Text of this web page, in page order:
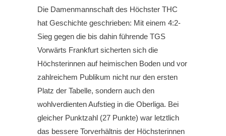
Die Damenmannschaft des Höchster THC
hat Geschichte geschrieben: Mit einem 4:2-
Sieg gegen die bis dahin führende TGS
Vorwärts Frankfurt sicherten sich die
Höchsterinnen auf heimischen Boden und vor
zahlreichem Publikum nicht nur den ersten
Platz der Tabelle, sondern auch den
wohlverdienten Aufstieg in die Oberliga. Bei
gleicher Punktzahl (27 Punkte) war letztlich
das bessere Torverhältnis der Höchsterinnen